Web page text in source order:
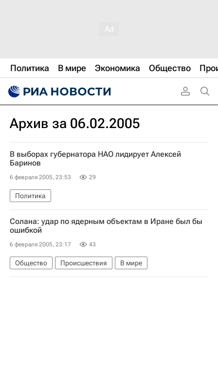
Политика В мире Экономика Общество
Архив за 06.02.2005
В выборах губернатора НАО лидирует Алексей
Баринов
6 февраля 2005, 23:53 29
Политика
Солана: удар по ядерным объектам в Иране был бы
ошибкой
6 февраля 2005, 23:17 43
Общество Происшествия В мире